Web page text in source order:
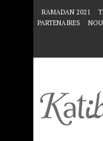
RAMADAN 2021
PARTENAIRES